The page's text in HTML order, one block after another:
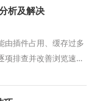
析及解决
由插件占用、缓存过多
项排查并改善浏览速